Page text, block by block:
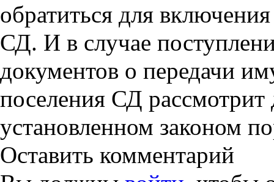
обратиться для
СД. И в случае
документов о передачи
поселения СД
установленном законом
Оставить комментарий